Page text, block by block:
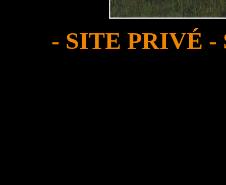
- SITE PRIVÉ -